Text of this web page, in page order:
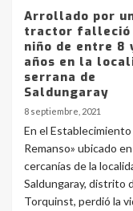
Arrollado por
tractor falleció
niño de entre 8
años en la
serrana de
Saldungaray
8 septiembre, 2021
En el Establecimiento
Remanso» ubicado
cercanías de la
Saldungaray, distrito
Torquinst, perdió la
4
5
Los
La
entre
6
La
con
de la